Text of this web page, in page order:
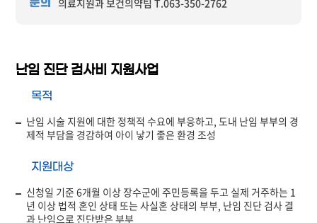
문의
난임 진단 검사비 지원사업
목적
난임 시술 지원에 대한 정책적 수요에 부응하고, 도내 난임 부부의 경
제적 부담을 경감하여 아이 낳기 좋은 환경 조성
지원대상
신청일 기준 6개월 이상 장수군에 주민등록을 두고 실제 거주하는 1
년 이상 법적 혼인 상태 또는 사실혼 상태의 부부, 난임 진단 검사 결
과 난임으로 진단받은 부부